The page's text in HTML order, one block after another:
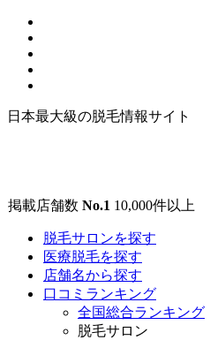
日本最大級の脱毛情報サイト
掲載店舗数 No.1 10,000件以上
脱毛サロンを探す
医療脱毛を探す
店舗名から探す
口コミランキング
全国総合ランキング
脱毛サロン